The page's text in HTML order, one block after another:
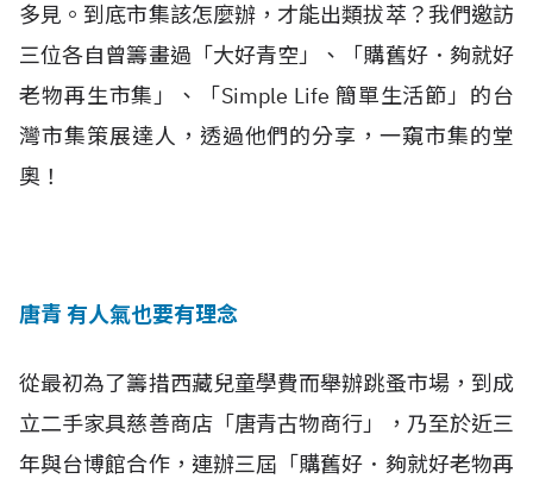
多見。到底市集該怎麼辦，才能出類拔萃？我們邀訪
三位各自曾籌畫過「大好青空」、「購舊好．夠就好
老物再生市集」、「Simple Life 簡單生活節」的台
灣市集策展達人，透過他們的分享，一窺市集的堂
奧！
唐青 有人氣也要有理念
從最初為了籌措西藏兒童學費而舉辦跳蚤市場，到成
立二手家具慈善商店「唐青古物商行」，乃至於近三
年與台博館合作，連辦三屆「購舊好．夠就好老物再